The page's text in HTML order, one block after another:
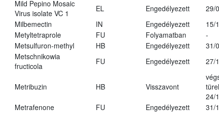
Mild Pepino Mosaic
Virus isolate VC 1
EL Engedélyezett
29/
Milbemectin
IN Engedélyezett
15/
Metyltetraprole
FU Folyamatban
-
Metsulfuron-methyl
HB Engedélyezett
31/
Metschnikowia
fructicola
FU Engedélyezett 27/
Metribuzin HB Visszavont
24/
Metrafenone
FU Engedélyezett
31/